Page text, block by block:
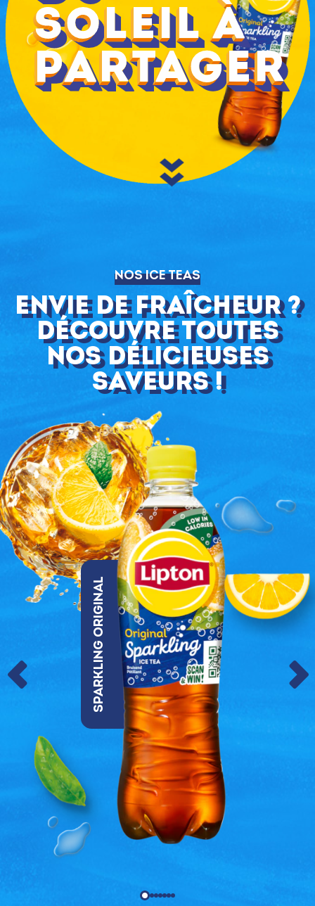
soleil à
partager
NOS ICE TEAS
Envie de fraîcheur ?
Découvre toutes
nos délicieuses
saveurs !
Sparkling Original